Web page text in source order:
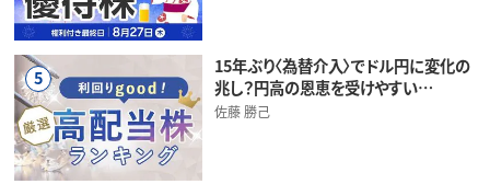
5
15年ぶり〈為替介入〉でドル円に変化の
兆し？円高の恩恵を受けやすい…
佐藤 勝己